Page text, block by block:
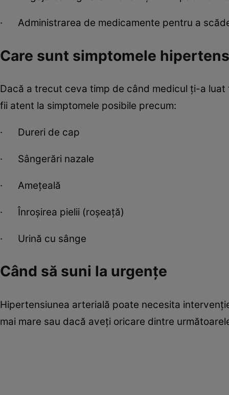
· Administrarea de medicamente pentru a
Care sunt simptomele
Dacă a trecut ceva timp de când medicul ți-a
fii atent la simptomele posibile precum:
· Dureri de cap
· Sângerări nazale
· Ameţeală
· Înroșirea pielii (roșeață)
· Urină cu sânge
Când să suni la urgențe
Hipertensiunea arterială poate necesita
mai mare sau dacă aveți oricare dintre